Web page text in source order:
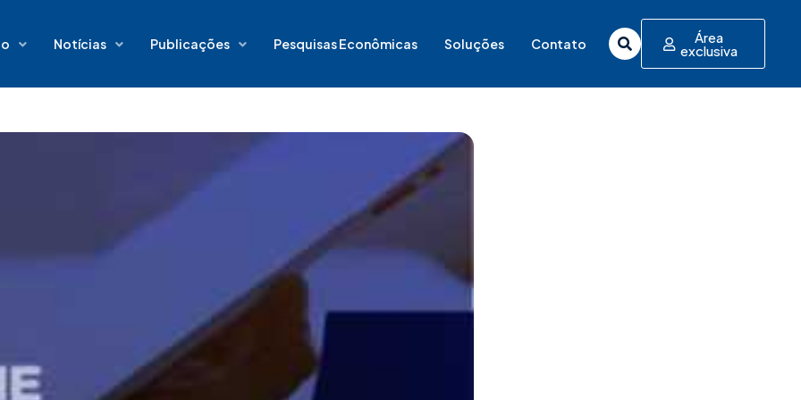
Notícias Publicações Pesquisas Econômicas Soluções Contato Área
exclusiva